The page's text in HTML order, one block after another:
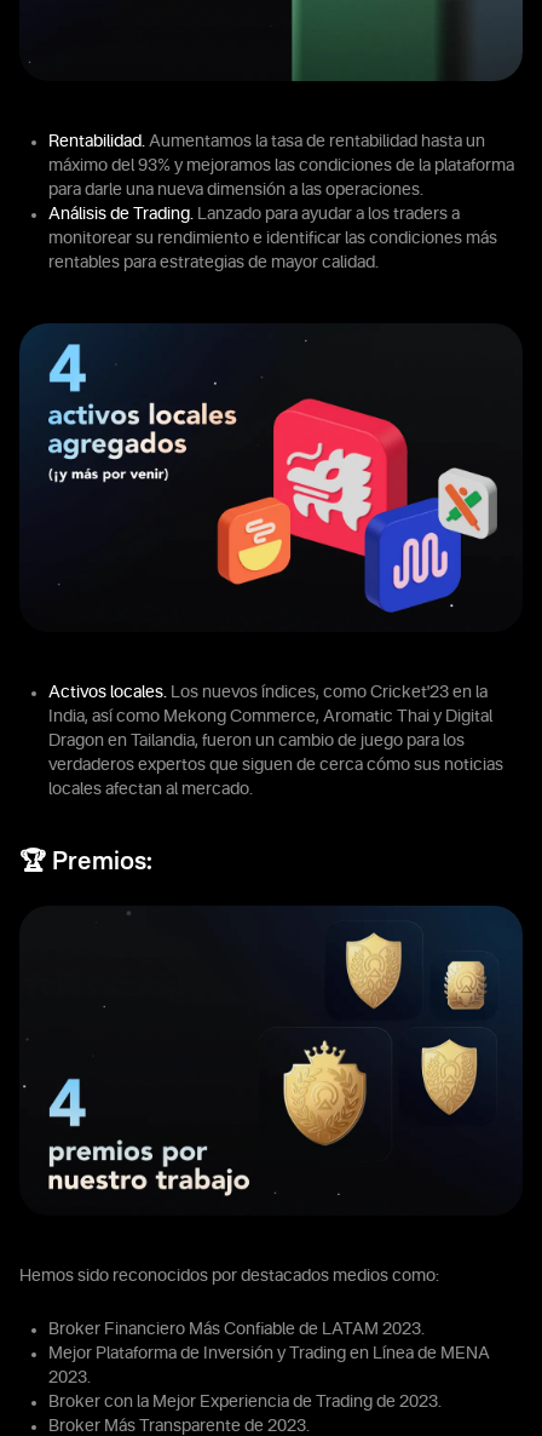
Rentabilidad. Aumentamos la tasa de rentabilidad hasta un
máximo del 93% y mejoramos las condiciones de la plataforma
para darle una nueva dimensión a las operaciones.
Análisis de Trading.
Lanzado para ayudar a los traders a
monitorear su rendimiento e identificar las condiciones más
rentables para estrategias de mayor calidad.
Activos locales. Los nuevos índices, como Cricket'23 en la
India, así como Mekong Commerce, Aromatic Thai y Digital
Dragon en Tailandia, fueron un cambio de juego para los
verdaderos expertos que siguen de cerca cómo sus noticias
locales afectan al mercado.
🏆 Premios:
Hemos sido reconocidos por destacados medios como:
Broker Financiero Más Confiable de LATAM 2023.
Mejor Plataforma de Inversión y Trading en Línea de MENA
2023.
Broker con la Mejor Experiencia de Trading de 2023.
Broker Más Transparente de 2023.